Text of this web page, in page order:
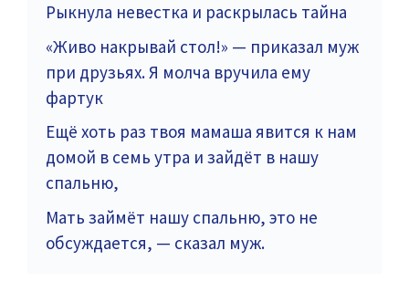
Рыкнула невестка и раскрылась тайна
«Живо накрывай стол!» — приказал муж
при друзьях. Я молча вручила ему
фартук
Ещё хоть раз твоя мамаша явится к нам
домой в семь утра и зайдёт в нашу
спальню,
Мать займёт нашу спальню, это не
обсуждается, — сказал муж.